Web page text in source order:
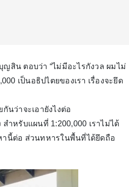
สิน ตอบว่า “ไม่มีอะไรกังวล ผมไม่
เป็นอธิปไตยของเรา เรื่องจะยึด
นว่าจะเอายังไงต่อ
ำหรับแผนที่ 1:200,000 เราไม่ได้
านี้ต่อ ส่วนทหารในพื้นที่ได้ยึดถือ